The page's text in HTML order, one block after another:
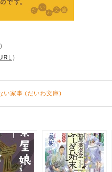
）
）
い家事 (だいわ文庫)